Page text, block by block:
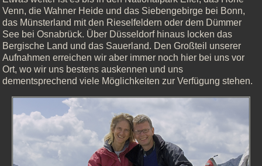
Venn, die Wahner Heide und das Siebengebirge bei Bonn,
das Münsterland mit den Rieselfeldern oder dem Dümmer
See bei Osnabrück. Über Düsseldorf hinaus locken das
Bergische Land und das Sauerland. Den Großteil unserer
Aufnahmen erreichen wir aber immer noch hier bei uns vor
Ort, wo wir uns bestens auskennen und uns
dementsprechend viele Möglichkeiten zur Verfügung stehen.